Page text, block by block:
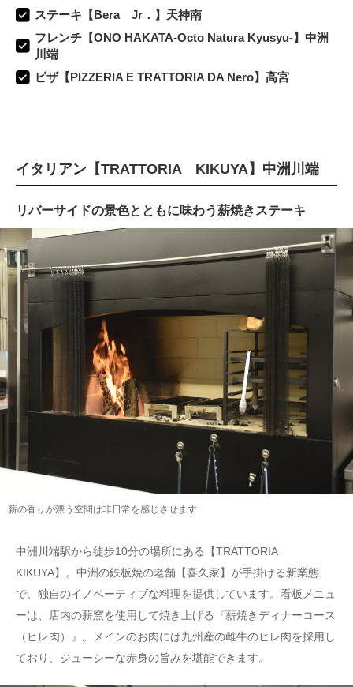
ステーキ【Bera Jr．】天神南
フレンチ【ONO HAKATA-Octo Natura Kyusyu-】中洲
川端
ピザ【PIZZERIA E TRATTORIA DA Nero】高宮
イタリアン【TRATTORIA KIKUYA】中洲川端
リバーサイドの景色とともに味わう薪焼きステーキ
薪の香りが漂う空間は非日常を感じさせます
中洲川端駅から徒歩10分の場所にある【TRATTORIA
KIKUYA】。中洲の鉄板焼の老舗【喜久家】が手掛ける新業態
で、独自のイノベーティブな料理を提供しています。看板メニュ
ーは、店内の薪窯を使用して焼き上げる『薪焼きディナーコース
（ヒレ肉）』。メインのお肉には九州産の雌牛のヒレ肉を採用し
ており、ジューシーな赤身の旨みを堪能できます。